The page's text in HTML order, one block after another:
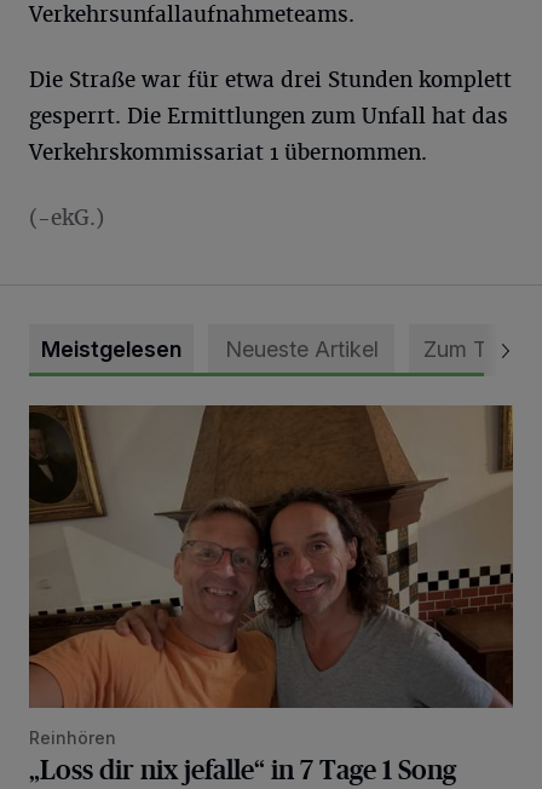
Verkehrsunfallaufnahmeteams.
Die Straße war für etwa drei Stunden komplett
gesperrt. Die Ermittlungen zum Unfall hat das
Verkehrskommissariat 1 übernommen.
(-ekG.)
Meistgelesen Neueste Artikel Zum Thema
„Loss dir nix jefalle“ in 7 Tage 1 Song
Reinhören
„Loss dir nix jefalle“ in 7 Tage 1 Song